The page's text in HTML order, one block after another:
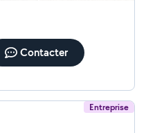
Contacter
Entreprise